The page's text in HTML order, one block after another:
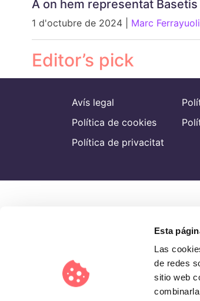
Esta
Las
de redes
sitio web
A on hem representat
1 d'octubre de 2024 | Marc Ferrayuoli
Editor’s pick
Avís legal
Política de cookies
Política de privacitat